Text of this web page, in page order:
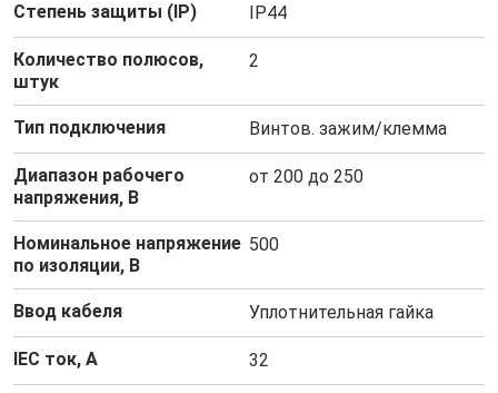
Степень защиты (IP) IP44
Количество полюсов,
штук
2
Тип подключения Винтов. зажим/клемма
Диапазон рабочего
напряжения, В
от 200 до 250
Номинальное напряжение
по изоляции, В
500
Ввод кабеля Уплотнительная гайка
IEC ток, А 32